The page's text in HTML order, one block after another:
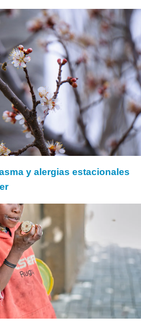
y alergias estacionales